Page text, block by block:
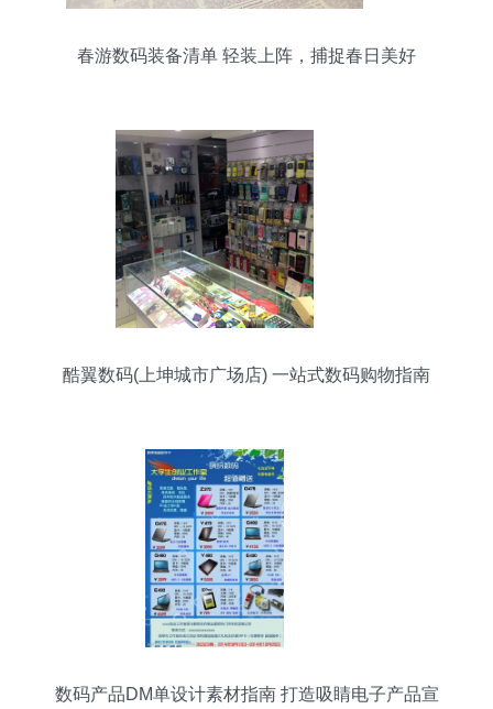
春游数码装备清单 轻装上阵，捕捉春日美好
酷翼数码(上坤城市广场店) 一站式数码购物指南
数码产品DM单设计素材指南 打造吸睛电子产品宣